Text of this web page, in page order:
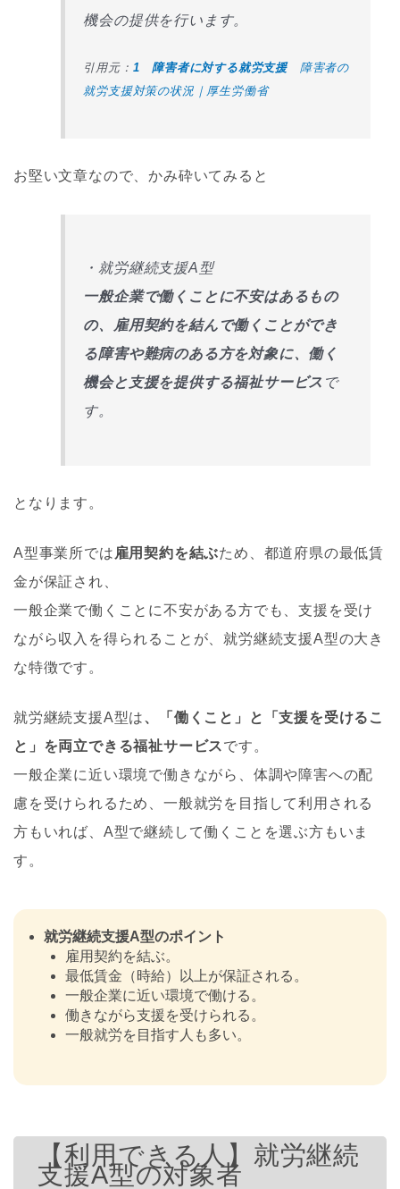
機会の提供を行います。
引用元： 1 障害者に対する就労支援障害者の
就労支援対策の状況｜厚生労働省
お堅い文章なので、かみ砕いてみると
・就労継続支援A型
一般企業で働くことに不安はあるもの
の、雇用契約を結んで働くことができ
る障害や難病のある方を対象に、働く
機会と支援を提供する福祉サービス で
す。
となります。
A型事業所では 雇用契約を結ぶため、都道府県の最低賃
金が保証され、
一般企業で働くことに不安がある方でも、支援を受け
ながら収入を得られることが、就労継続支援A型の大き
な特徴です。
就労継続支援A型は、「働くこと」と「支援を受けるこ
と」を両立できる福祉サービスです。
一般企業に近い環境で働きながら、体調や障害への配
慮を受けられるため、一般就労を目指して利用される
方もいれば、A型で継続して働くことを選ぶ方もいま
す。
就労継続支援A型のポイント
雇用契約を結ぶ。
最低賃金（時給）以上が保証される。
一般企業に近い環境で働ける。
働きながら支援を受けられる。
一般就労を目指す人も多い。
【利用できる人】就労継続
支援A型の対象者